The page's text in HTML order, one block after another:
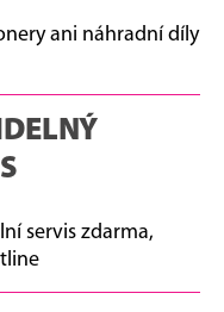
ani náhradní díly
servis zdarma,